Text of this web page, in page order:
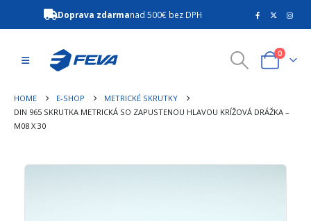
Doprava zdarmanad 500€ bez DPH
0
HOME E-SHOP
METRICKÉ SKRUTKY
DIN 965 SKRUTKA METRICKÁ SO ZAPUSTENOU HLAVOU KRÍŽOVÁ DRÁŽKA –
M08 X 30